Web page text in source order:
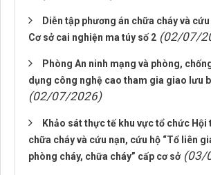
Diễn tập phương án chữa cháy và
Cơ sở cai nghiện ma túy số 2 (02/07/
Phòng An ninh mạng và phòng,
dụng công nghệ cao tham gia giao lưu
(02/07/2026)
Khảo sát thực tế khu vực tổ chức Hội
chữa cháy và cứu nạn, cứu hộ “Tổ liên
phòng cháy, chữa cháy” cấp cơ sở (03/